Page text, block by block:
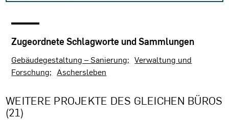
Zugeordnete Schlagworte und Sammlungen
Gebäudegestaltung – Sanierung
Verwaltung und
Forschung
Aschersleben
WEITERE PROJEKTE DES GLEICHEN BÜROS
(21)